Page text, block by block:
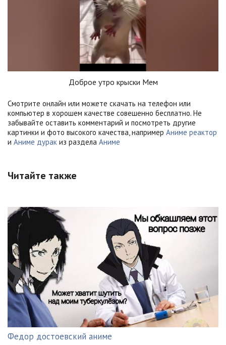
Доброе утро крыски Мем
Смотрите онлайн или можете скачать на телефон или
компьютер в хорошем качестве совешенно бесплатно. Не
забывайте оставить комментарий и посмотреть другие
картинки и фото высокого качества, например Аниме реактор
и Аниме дурак из раздела Аниме
Читайте также
Федор достоевский аниме